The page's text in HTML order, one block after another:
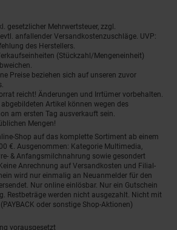
gesetzlicher Mehrwertsteuer, zzgl.
anfallender Versandkostenzuschläge. UVP:
des Herstellers.
(Stückzahl/Mengeneinheit)
Preise beziehen sich auf unseren zuvor
reicht! Änderungen und Irrtümer vorbehalten.
Artikel können wegen des
am ersten Tag ausverkauft sein.
Mengen!
Shop auf das komplette Sortiment ab einem
€. Ausgenommen: Kategorie Multimedia,
& Anfangsmilchnahrung sowie gesondert
Anrechnung auf Versandkosten und Filial-
wird nur einmalig an Neuanmelder für den
Nur online einlösbar. Nur ein Gutschein
Restbeträge werden nicht ausgezahlt. Nicht mit
oder sonstige Shop-Aktionen)
vorausgesetzt